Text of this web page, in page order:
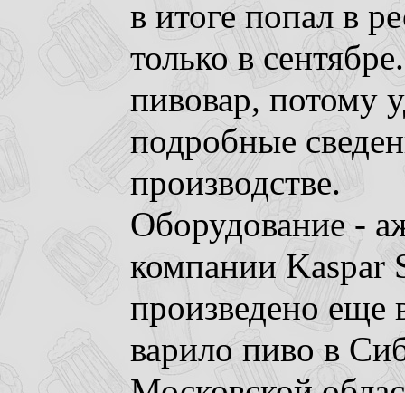
в итоге попал в
только в
пивовар, потому
подробные
производстве.
Оборудование -
компании Kaspar
произведено еще
варило пиво в